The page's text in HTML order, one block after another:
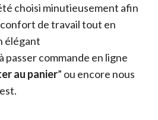
choisi minutieusement afin
de travail tout en
élégant
passer commande en ligne
au panier” ou encore nous